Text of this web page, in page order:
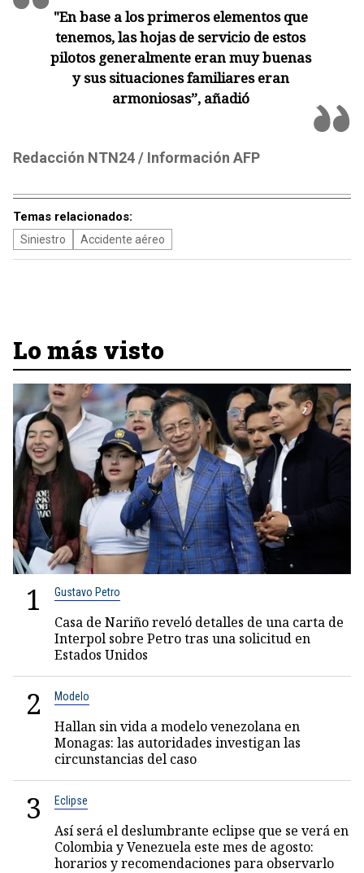
"En base a los primeros elementos que
tenemos, las hojas de servicio de estos
pilotos generalmente eran muy buenas
y sus situaciones familiares eran
armoniosas”, añadió
Redacción NTN24 / Información AFP
Temas relacionados:
Siniestro Accidente aéreo
Lo más visto
1 Gustavo Petro
Casa de Nariño reveló detalles de una carta de
Interpol sobre Petro tras una solicitud en
Estados Unidos
2 Modelo
Hallan sin vida a modelo venezolana en
Monagas: las autoridades investigan las
circunstancias del caso
3 Eclipse
Así será el deslumbrante eclipse que se verá en
Colombia y Venezuela este mes de agosto:
horarios y recomendaciones para observarlo